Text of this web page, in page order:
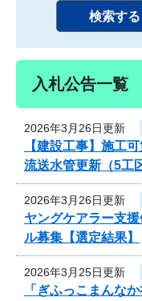
入札公告一覧
2026年3月26日更新
【建設工事】施工
流送水管更新（5工
2026年3月26日更新
ヤングケアラー支
ル募集【選定結果】
2026年3月25日更新
「ぎふっこまんな